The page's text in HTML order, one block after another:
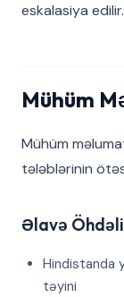
eskalasiya edilir.
Mühüm
Mühüm
tələblərinin
Əlavə
Hindistanda
təyini